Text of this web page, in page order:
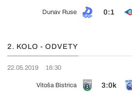
Dunav Ruse 0:1
2. KOLO - ODVETY
22.05.2019 16:30
Vitoša Bistrica 3:0k